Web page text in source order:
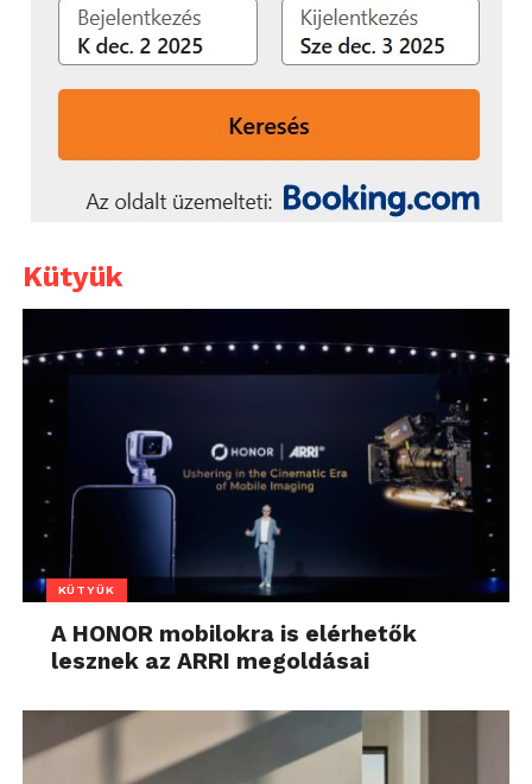
Kütyük
KÜTYÜK
A HONOR mobilokra is elérhetők
lesznek az ARRI megoldásai